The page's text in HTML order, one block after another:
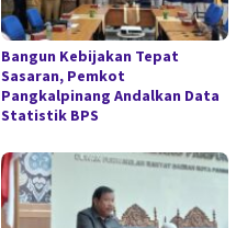
Bangun Kebijakan Tepat
Sasaran, Pemkot
Pangkalpinang Andalkan Data
Statistik BPS